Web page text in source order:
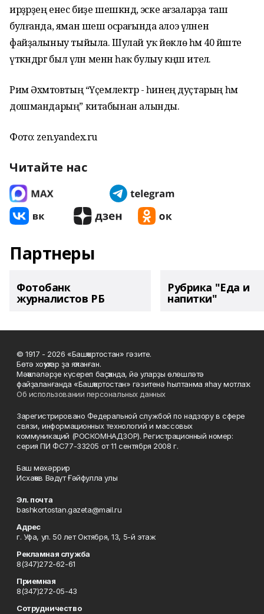
ирҙәрҙең енес биҙе шешкәндә, эске ағзаларҙа таш
булғанда, яман шеш осрағында алоэ үләнен
файҙалыныу тыйыла. Шулай уҡ йөклө һәм 40 йәште
үткәндәргә был үлән менән һаҡ булыу кәңәш ителә.
Рим Әхмәтовтың “Үҫемлектәр - һинең дуҫтарың һәм
дошмандарың” китабынан алынды.
Фото: zen.yandex.ru
Читайте нас
Партнеры
Фотобанк
журналистов РБ
Рубрика "Еда и
напитки"
© 1917 - 2026 «Башҡортостан» гәзите.
Бөтә хоҡуҡтар ҙа яҡланған.
Мәҡәләләрҙе күсереп баҫҡанда, йә уларҙы өлөшләтә
файҙаланғанда «Башҡортостан» гәзитенә һылтанма яһау мотлаҡ.
Об использовании персональных данных
Зарегистрировано Федеральной службой по надзору в сфере
связи, информационных технологий и массовых
коммуникаций (РОСКОМНАДЗОР). Регистрационный номер:
серия ПИ ФС77-33205 от 11 сентября 2008 г.
Баш мөхәррир
Исхаҡов Вәдүт Ғәйфулла улы
Эл. почта
bashkortostan.gazeta@mail.ru
Адрес
г. Уфа, ул. 50 лет Октября, 13, 5-й этаж
Рекламная служба
8(347)272-62-61
Приемная
8(347)272-05-43
Сотрудничество